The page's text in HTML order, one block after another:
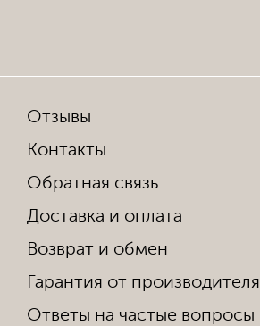
Отзывы
Контакты
Обратная связь
Доставка и оплата
Возврат и обмен
Гарантия от производителя
Ответы на частые вопросы